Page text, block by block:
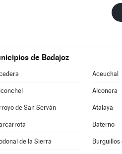
de Badajoz
Aceuchal
Alconera
de San Serván Atalaya
Baterno
de la Sierra Burguillos